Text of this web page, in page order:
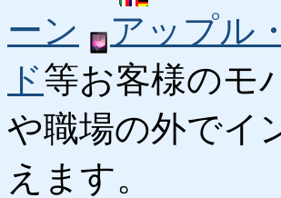
ーン
アップル
ド等お客様のモ
や職場の外でイ
えます。